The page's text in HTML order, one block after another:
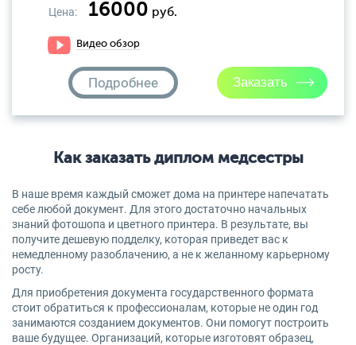
Цена: 16000 руб.
Видео обзор
Подробнее
Как заказать диплом медсестры
В наше время каждый сможет дома на принтере напечатать
себе любой документ. Для этого достаточно начальных
знаний фотошопа и цветного принтера. В результате, вы
получите дешевую подделку, которая приведет вас к
немедленному разоблачению, а не к желанному карьерному
росту.
Для приобретения документа государственного формата
стоит обратиться к профессионалам, которые не один год
занимаются созданием документов. Они помогут построить
ваше будущее. Организаций, которые изготовят образец,